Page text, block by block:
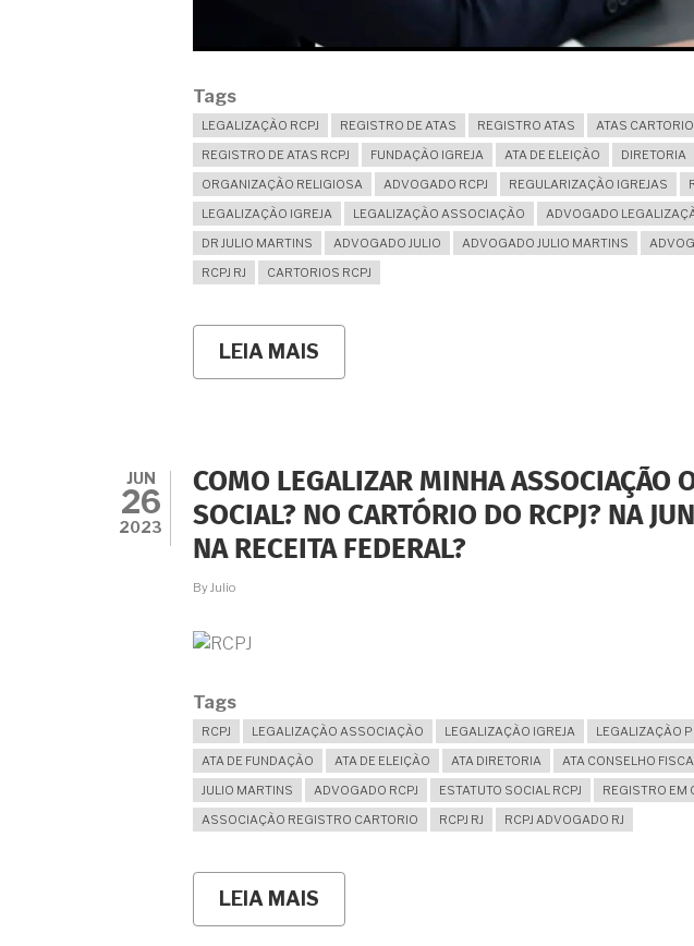
Tags
LEGALIZAÇÃO RCPJ REGISTRO DE ATAS REGISTRO ATAS ATAS CARTORIO
REGISTRO DE ATAS RCPJ
FUNDAÇÃO IGREJA ATA DE ELEIÇÃO DIRETORIA
ORGANIZAÇÃO RELIGIOSA
ADVOGADO RCPJ REGULARIZAÇÃO IGREJAS
LEGALIZAÇÃO IGREJA
LEGALIZAÇÃO ASSOCIAÇÃO ADVOGADO
DR JULIO MARTINS
ADVOGADO JULIO ADVOGADO JULIO MARTINS
RCPJ RJ
CARTORIOS RCPJ
LEIA MAIS
NOSSA
ANOS
MAS
NÃO
TEMOS
REGISTRO.
NESSAS
CONDIÇÕES?
JUN
26
2023
COMO LEGALIZAR MINHA ASSOCIAÇÃO
SOCIAL? NO CARTÓRIO DO RCPJ? NA
NA RECEITA FEDERAL?
By Julio
Tags
RCPJ LEGALIZAÇÃO ASSOCIAÇÃO LEGALIZAÇÃO IGREJA
LEGALIZAÇÃO
ATA DE FUNDAÇÃO
ATA DE ELEIÇÃO ATA DIRETORIA ATA CONSELHO
JULIO MARTINS
ADVOGADO RCPJ ESTATUTO SOCIAL RCPJ
REGISTRO EM
ASSOCIAÇÃO REGISTRO CARTORIO
RCPJ RJ RCPJ ADVOGADO RJ
LEIA MAIS
COMO